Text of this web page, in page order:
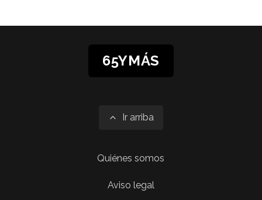
65YMÁS
Ir arriba
Quiénes somos
Aviso legal